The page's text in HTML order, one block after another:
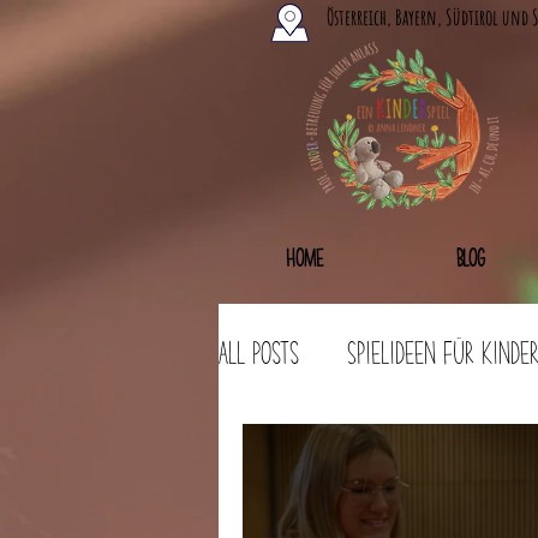
Österreich, Bayern, Südtirol und
Home Blog
All Posts Spielideen für Kinder
Bastelideen